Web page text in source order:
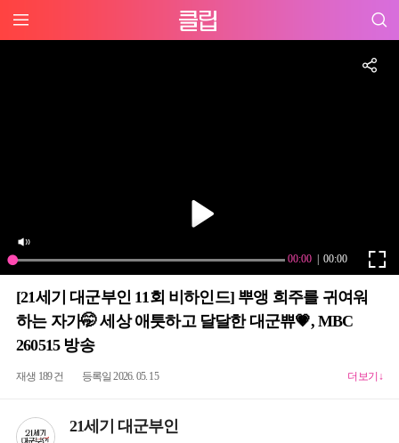
[21세기 대군부인 11회 비하인드] 뿌앵 희주를 귀여워
하는 자가🤭 세상 애틋하고 달달한 대군쀼💗, MBC
260515 방송
재생 189 건 등록일 2026. 05. 15 더보기↓
21세기 대군부인